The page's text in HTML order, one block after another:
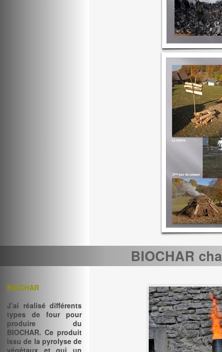
BIOCHAR
J’ai réalisé différents
types de four pour
produire du
BIOCHAR. Ce produit
issu de la pyrolyse de
végétaux et qui un
BIOCHAR